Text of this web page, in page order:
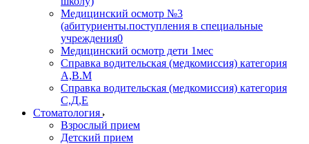
Медицинский осмотр №3
(абитуриенты.поступления в специальные
учреждения0
Медицинский осмотр дети 1мес
Справка водительская (медкомиссия) категория
А,В.М
Справка водительская (медкомиссия) категория
С,Д,Е
Стоматология
Взрослый прием
Детский прием